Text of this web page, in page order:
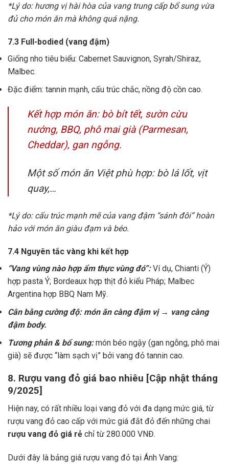
*Lý do: hương vị hài hòa của vang trung cấp bổ sung vừa
đủ cho món ăn mà không quá nặng.
7.3 Full-bodied (vang đậm)
Giống nho tiêu biểu: Cabernet Sauvignon, Syrah/Shiraz,
Malbec.
Đặc điểm: tannin mạnh, cấu trúc chắc, nồng độ cồn cao.
Kết hợp món ăn: bò bít tết, sườn cừu
nướng, BBQ, phô mai già (Parmesan,
Cheddar), gan ngỗng.
Một số món ăn Việt phù hợp: bò lá lốt, vịt
quay,…
*Lý do: cấu trúc mạnh mẽ của vang đậm “sánh đôi” hoàn
hảo với món ăn giàu đạm và béo.
7.4 Nguyên tắc vàng khi kết hợp
“Vang vùng nào hợp ẩm thực vùng đó”:Ví dụ, Chianti (Ý)
hợp pasta Ý; Bordeaux hợp thịt đỏ kiểu Pháp; Malbec
Argentina hợp BBQ Nam Mỹ.
Cân bằng cường độ: món ăn càng đậm vị → vang càng
đậm body.
Tương phản & bổ sung:món béo ngậy (gan ngỗng, phô mai
già) sẽ được “làm sạch vị” bởi vang đỏ tannin cao.
8. Rượu vang đỏ giá bao nhiêu [Cập nhật tháng
9/2025]
Hiện nay, có rất nhiều loại vang đỏ với đa dạng mức giá, từ
rượu vang đỏ cao cấp với mức giá đắt đỏ đến những chai
rượu vang đỏ giá rẻ chỉ từ 280.000 VNĐ.
Dưới đây là bảng giá rượu vang đỏ tại Ánh Vang: